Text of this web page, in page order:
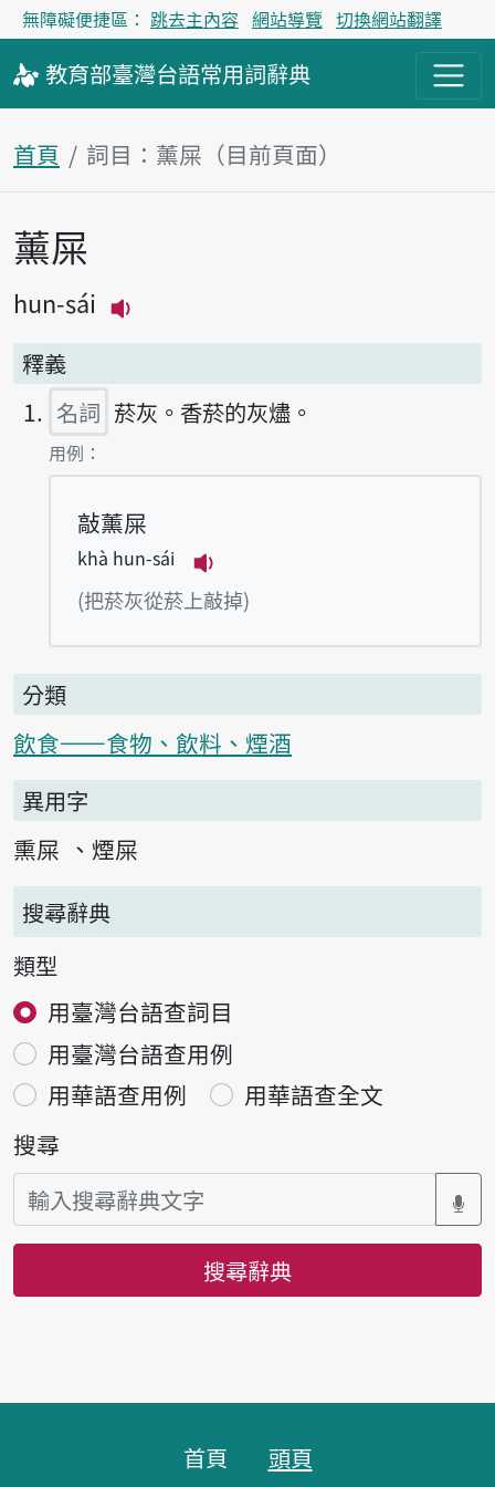
無障礙便捷區： 跳去主內容 網站導覽 切換網站翻譯
教育部臺灣台語常用詞辭典
首頁 詞目：薰屎（目前頁面）
主內容區塊
薰屎
hun-sái
釋義
名詞 菸灰。香菸的灰燼。
第1項釋義的
用例：
敲薰屎
khà hun-sái
播放例句khà hun-sái
(把菸灰從菸上敲掉)
分類
飲食——食物、飲料、煙酒
異用字
熏屎
煙屎
搜尋辭典
類型
用臺灣台語查詞目
用臺灣台語查用例
用華語查用例
用華語查全文
搜尋
搜尋辭典
首頁 頭頁